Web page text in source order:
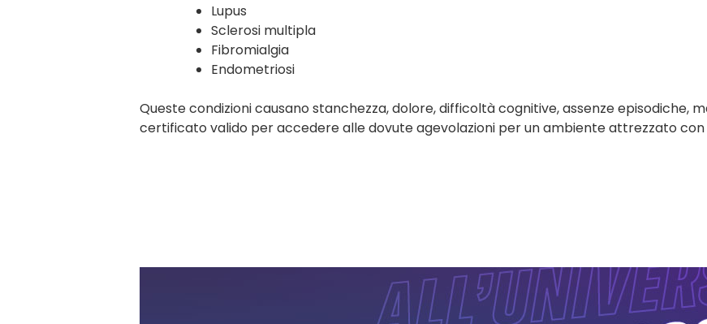
Lupus
Sclerosi multipla
Fibromialgia
Endometriosi
Queste condizioni causano stanchezza, dolore, difficoltà cognitive, assenze episodiche,
certificato valido per accedere alle dovute agevolazioni per un ambiente attrezzato